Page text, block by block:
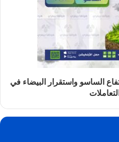
الساسو واستقرار البيضاء في